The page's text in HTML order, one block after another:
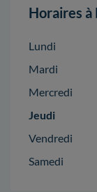
Horaires à
Lundi
Mardi
Mercredi
Jeudi
Vendredi
Samedi